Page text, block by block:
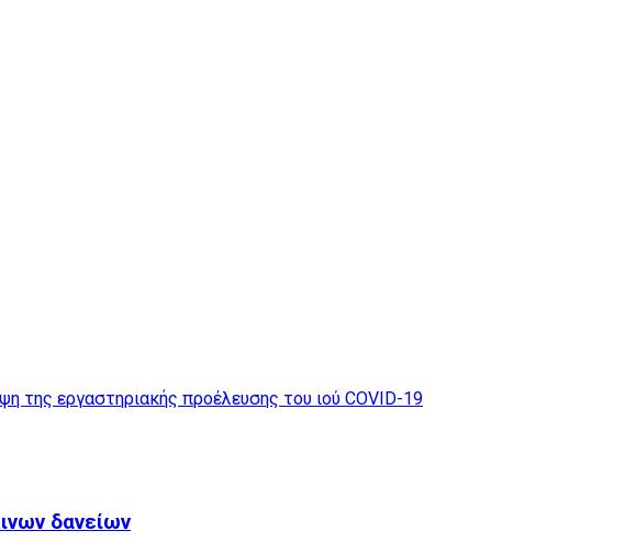
εργαστηριακής προέλευσης του ιού COVID-19
δανείων